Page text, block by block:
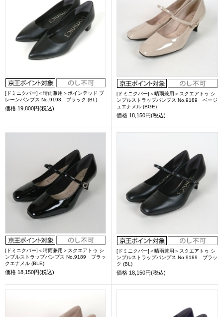
[ドミニクバー]＜晴雨兼用＞ポインテッド プ
レーンパンプス No.9193 ブラック (BL)
価格 19,800円(税込)
[ドミニクバー]＜晴雨兼用＞スクエアトゥ シ
ンプルストラップパンプス No.9189 ベージ
ュエナメル (BGE)
価格 18,150円(税込)
[ドミニクバー]＜晴雨兼用＞スクエアトゥ シ
ンプルストラップパンプス No.9189 ブラッ
クエナメル (BLE)
価格 18,150円(税込)
[ドミニクバー]＜晴雨兼用＞スクエアトゥ シ
ンプルストラップパンプス No.9189 ブラッ
ク (BL)
価格 18,150円(税込)